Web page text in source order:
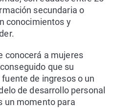
secundaria o
conocimientos y
conocerá a mujeres
que su
de ingresos o un
de desarrollo personal
un momento para